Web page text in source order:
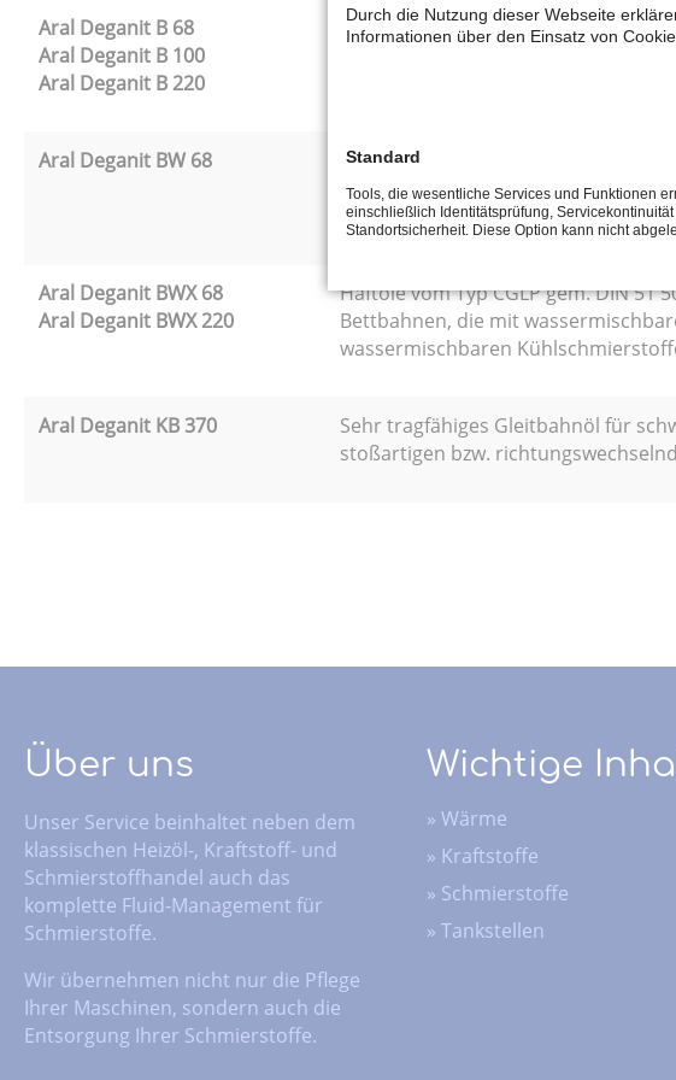
Aral Deganit B 68
Aral Deganit B 100
Aral Deganit B 220
Alterungsbeständiges Spezialhaftöl
zwischen Bettbahn und
Aral Deganit BW 68
Haftöle vom Typ CGLP gem. DIN
wassermischbaren
Kühlschmierstoffen.
Aral Deganit BWX 68
Aral Deganit BWX 220
Haftöle vom Typ CGLP gem. DIN
Bettbahnen, die mit
wassermischbaren
Aral Deganit KB 370
Sehr tragfähiges Gleitbahnöl für
stoßartigen bzw.
Über uns
Unser Service beinhaltet neben dem
klassischen Heizöl-, Kraftstoff- und
Schmierstoffhandel auch das
komplette Fluid-Management für
Schmierstoffe.
Wir übernehmen nicht nur die Pflege
Ihrer Maschinen, sondern auch die
Entsorgung Ihrer Schmierstoffe.
Wichtige
»Wärme
» Kraftstoffe
» Schmierstoffe
»Tankstellen
Durch die Nutzung dieser Webseite
Informationen über den Einsatz von
Standard
Tools, die wesentliche Services und Funktionen
einschließlich Identitätsprüfung, Servicekontinuität
Standortsicherheit. Diese Option kann nicht